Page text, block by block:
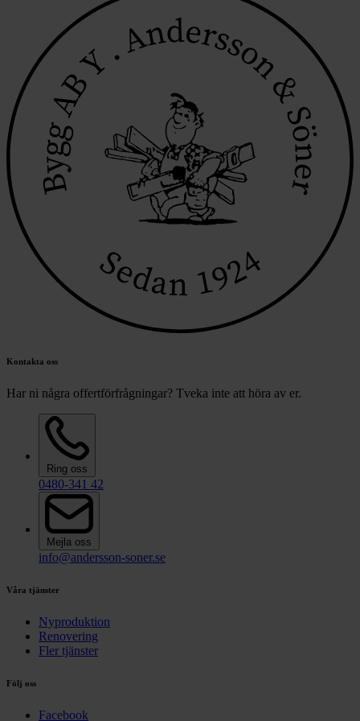
Kontakta oss
Har ni några offertförfrågningar? Tveka inte att höra av er.
Ring oss
0480-341 42
Mejla oss
info@andersson-soner.se
Våra tjänster
Nyproduktion
Renovering
Fler tjänster
Följ oss
Facebook